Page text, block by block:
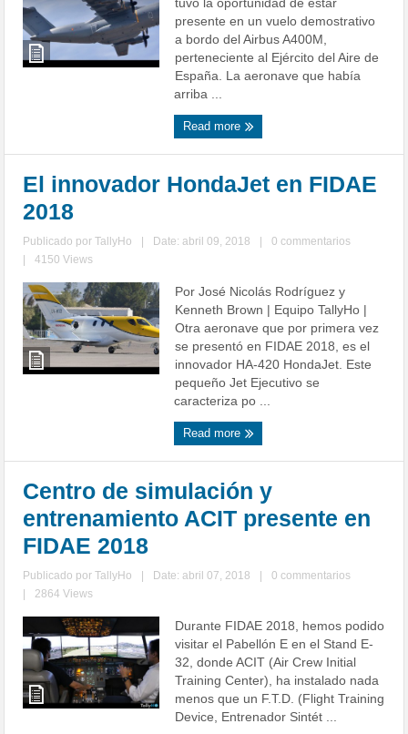
tuvo la oportunidad de estar
presente en un vuelo demostrativo
a bordo del Airbus A400M,
perteneciente al Ejército del Aire de
España. La aeronave que había
arriba ...
Read more
El innovador HondaJet en FIDAE
2018
Publicado porTallyHo Date: abril 09, 2018
0 commentarios
4150 Views
Por José Nicolás Rodríguez y
Kenneth Brown | Equipo TallyHo |
Otra aeronave que por primera vez
se presentó en FIDAE 2018, es el
innovador HA-420 HondaJet. Este
pequeño Jet Ejecutivo se
caracteriza po ...
Read more
Centro de simulación y
entrenamiento ACIT presente en
FIDAE 2018
Publicado porTallyHo Date: abril 07, 2018
0 commentarios
2864 Views
Durante FIDAE 2018, hemos podido
visitar el Pabellón E en el Stand E-
32, donde ACIT (Air Crew Initial
Training Center), ha instalado nada
menos que un F.T.D. (Flight Training
Device, Entrenador Sintét ...